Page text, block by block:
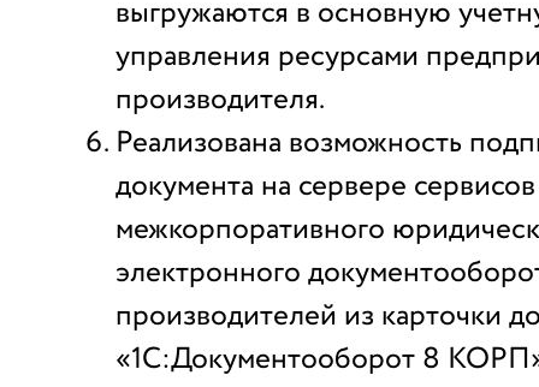
выгружаются в основную
управления ресурсами
производителя.
Реализована возможность
документа на сервере сервисов
межкорпоративного
электронного
производителей из карточки
«1С:Документооборот 8